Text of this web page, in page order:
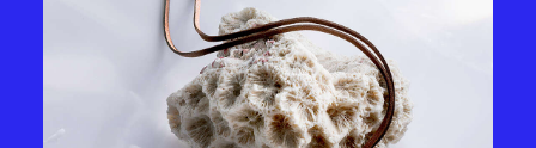
Joel · Studio 206
Direct beschikbaar